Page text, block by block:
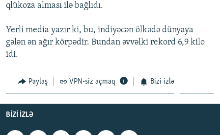
qlükoza alması ilə bağlıdı.
Yerli media yazır ki, bu, indiyəcən ölkədə dünyaya
gələn ən ağır körpədir. Bundan əvvəlki rekord 6,9 kilo
idi.
Paylaş VPN-siz açmaq Bizi izlə
BIZI IZLƏ